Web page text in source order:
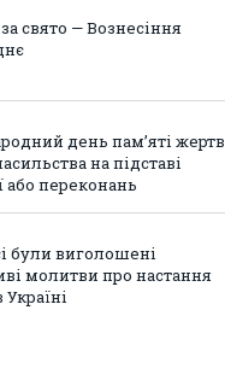
свято — Вознесіння
день пам’яті жертв
на підставі
або переконань
були виголошені
молитви про настання